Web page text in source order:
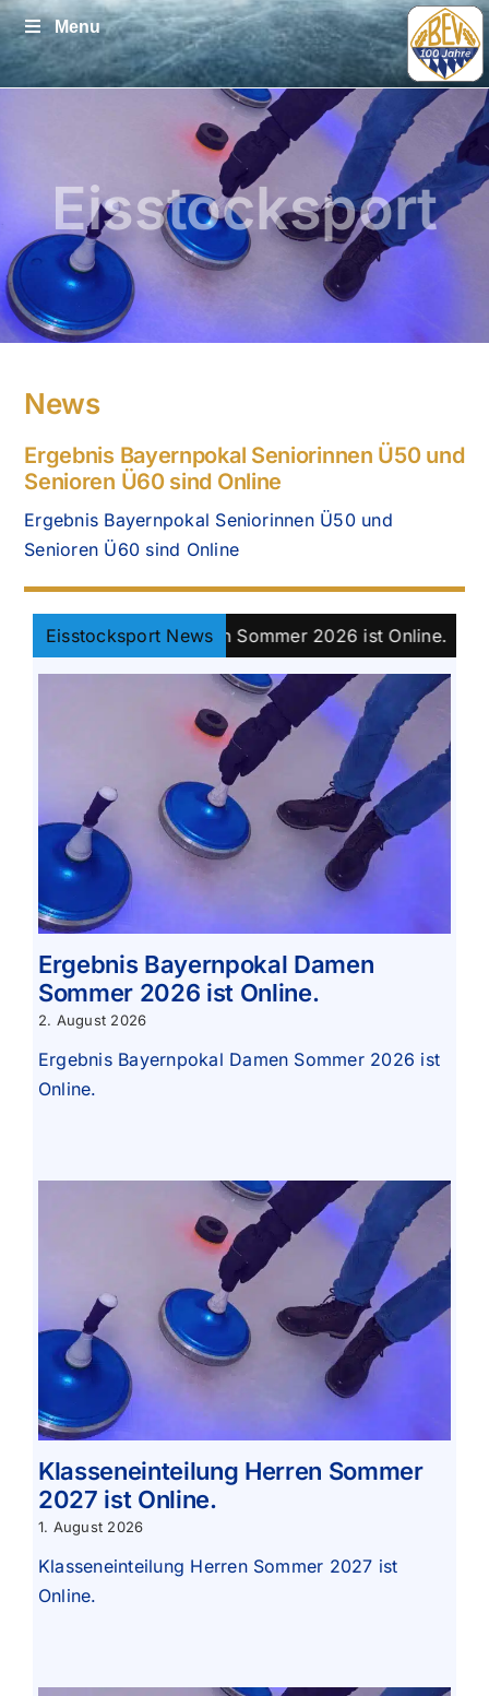
Zum
Inhalt
springen
Menu
Eisstocksport
News
Ergebnis Bayernpokal Seniorinnen Ü50 und
Senioren Ü60 sind Online
Ergebnis Bayernpokal Seniorinnen Ü50 und
Senioren Ü60 sind Online
Eisstocksport News
Bayernpokal Damen Sommer 2026 ist Online. ||
Ergebnis Bayernpokal Damen
Sommer 2026 ist Online.
2. August 2026
Ergebnis Bayernpokal Damen Sommer 2026 ist
Online.
Klasseneinteilung Herren Sommer
2027 ist Online.
1. August 2026
Klasseneinteilung Herren Sommer 2027 ist
Online.